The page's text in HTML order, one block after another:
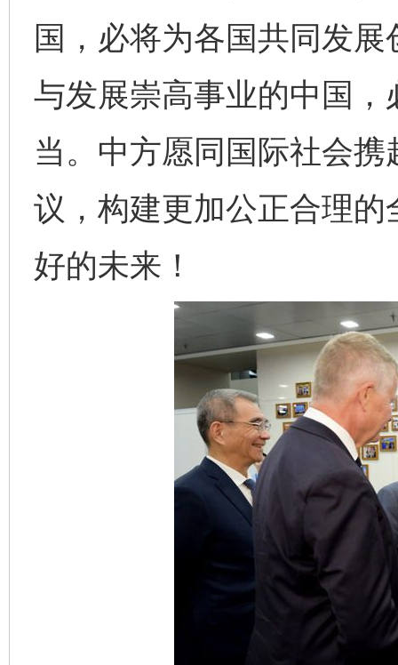
国，必将为各国共同发
与发展崇高事业的中国
当。中方愿同国际社会
议，构建更加公正合理
好的未来！